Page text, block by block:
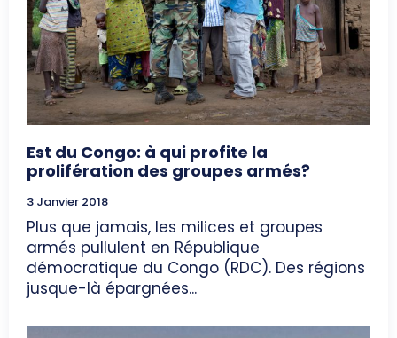
Est du Congo: à qui profite la
prolifération des groupes armés?
3 Janvier 2018
Plus que jamais, les milices et groupes
armés pullulent en République
démocratique du Congo (RDC). Des régions
jusque-là épargnées...